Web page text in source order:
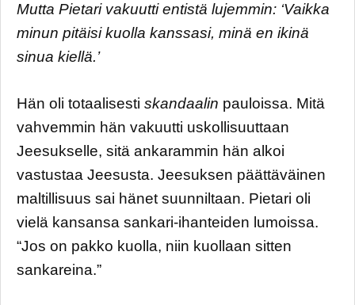
Mutta Pietari vakuutti entistä lujemmin: ‘Vaikka
minun pitäisi kuolla kanssasi, minä en ikinä
sinua kiellä.’
Hän oli totaalisesti skandaalin pauloissa. Mitä
vahvemmin hän vakuutti uskollisuuttaan
Jeesukselle, sitä ankarammin hän alkoi
vastustaa Jeesusta. Jeesuksen päättäväinen
maltillisuus sai hänet suunniltaan. Pietari oli
vielä kansansa sankari-ihanteiden lumoissa.
“Jos on pakko kuolla, niin kuollaan sitten
sankareina.”